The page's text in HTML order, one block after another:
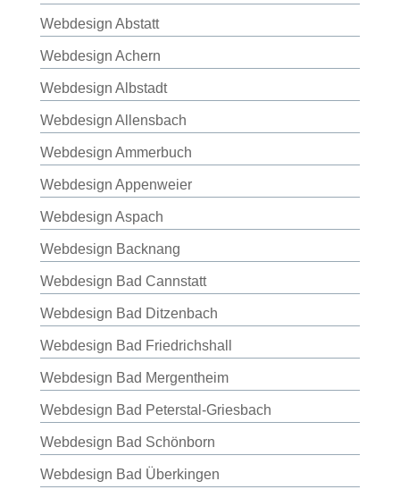
Webdesign Abstatt
Webdesign Achern
Webdesign Albstadt
Webdesign Allensbach
Webdesign Ammerbuch
Webdesign Appenweier
Webdesign Aspach
Webdesign Backnang
Webdesign Bad Cannstatt
Webdesign Bad Ditzenbach
Webdesign Bad Friedrichshall
Webdesign Bad Mergentheim
Webdesign Bad Peterstal-Griesbach
Webdesign Bad Schönborn
Webdesign Bad Überkingen